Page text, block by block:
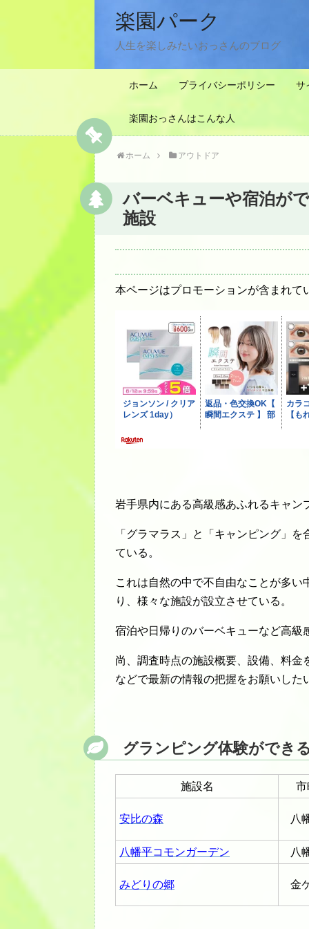
楽園パーク
人生を楽しみたいおっさんのブログ
ホーム プライバシーポリシー サ
楽園おっさんはこんな人
ホーム アウトドア
バーベキューや宿泊が
施設
本ページはプロモーションが含まれて
岩手県内にある高級感あふれるキャン
「グラマラス」と「キャンピング」
ている。
これは自然の中で不自由なことが多
り、様々な施設が設立させている。
宿泊や日帰りのバーベキューなど高
尚、調査時点の施設概要、設備、料
などで最新の情報の把握をお願いした
グランピング体験ができ
施設名 市
安比の森 八
八幡平コモンガーデン 八
みどりの郷 金